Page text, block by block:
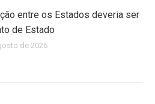
entre os Estados deveria ser
de Estado
de 2026